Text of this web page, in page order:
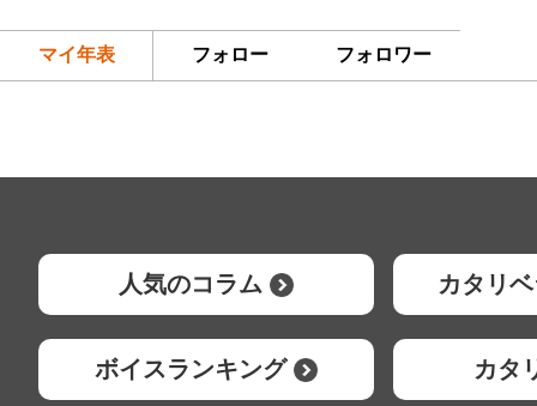
マイ年表 フォロー フォロワー
人気のコラム カタリ
ボイスランキング カタ